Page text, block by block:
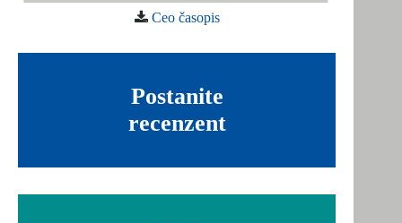
Ceo časopis
Postanite
recenzent